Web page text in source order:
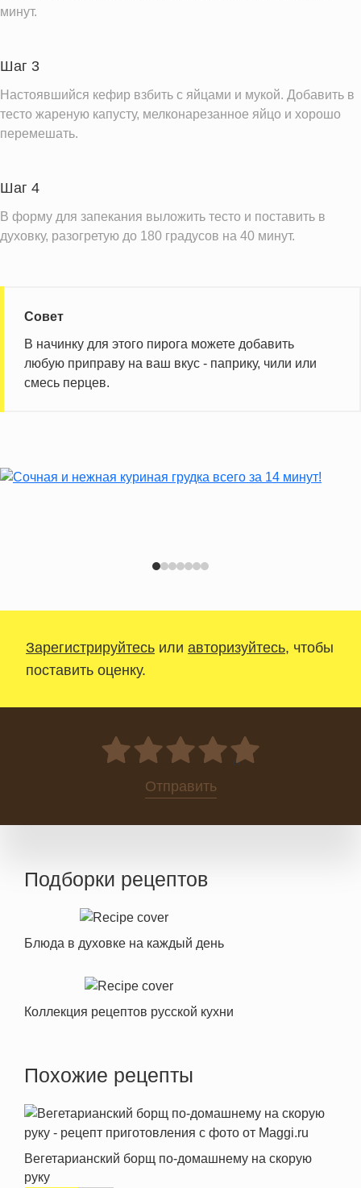
минут.
Шаг 3
Настоявшийся кефир взбить с яйцами и мукой. Добавить в
тесто жареную капусту, мелконарезанное яйцо и хорошо
перемешать.
Шаг 4
В форму для запекания выложить тесто и поставить в
духовку, разогретую до 180 градусов на 40 минут.
Совет
В начинку для этого пирога можете добавить
любую приправу на ваш вкус - паприку, чили или
смесь перцев.
Зарегистрируйтесь или авторизуйтесь, чтобы
поставить оценку.
0
Отправить
Подборки рецептов
Блюда в духовке на каждый день
Коллекция рецептов русской кухни
Похожие рецепты
Вегетарианский борщ по-домашнему на скорую
руку